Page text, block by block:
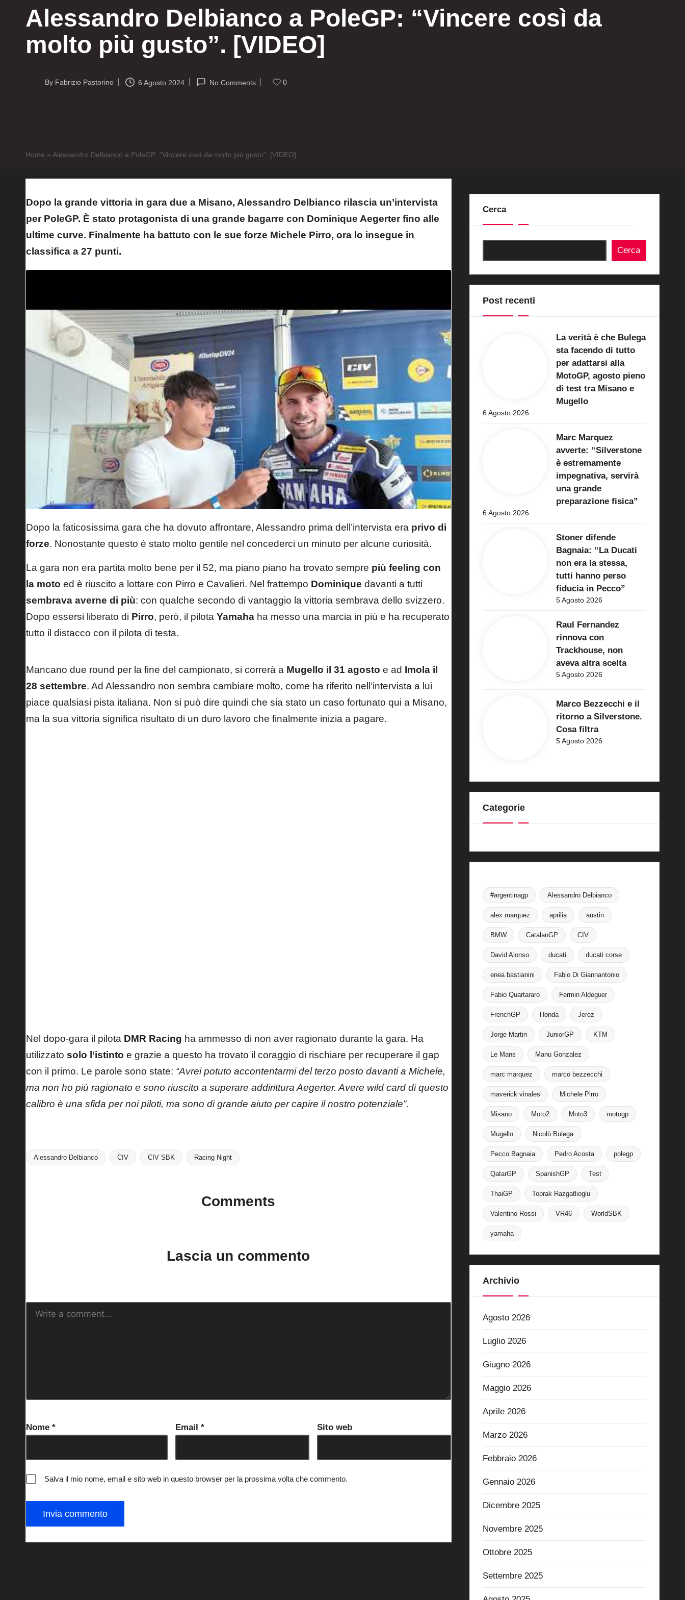
Alessandro Delbianco a PoleGP: “Vincere così da
molto più gusto”. [VIDEO]
PostedBy Fabrizio Pastorino 6 Agosto 2024 No Comments 0
Home » Alessandro Delbianco a PoleGP: “Vincere così da molto più gusto”. [VIDEO]
Dopo la grande vittoria in gara due a Misano, Alessandro Delbianco rilascia un’intervista
per PoleGP. È stato protagonista di una grande bagarre con Dominique Aegerter fino alle
ultime curve. Finalmente ha battuto con le sue forze Michele Pirro, ora lo insegue in
classifica a 27 punti.
Dopo la faticosissima gara che ha dovuto affrontare, Alessandro prima dell’intervista era privo di
forze. Nonostante questo è stato molto gentile nel concederci un minuto per alcune curiosità.
La gara non era partita molto bene per il 52, ma piano piano ha trovato sempre più feeling con
la moto ed è riuscito a lottare con Pirro e Cavalieri. Nel frattempo Dominique davanti a tutti
sembrava averne di più: con qualche secondo di vantaggio la vittoria sembrava dello svizzero.
Dopo essersi liberato di Pirro, però, il pilota Yamaha ha messo una marcia in più e ha recuperato
tutto il distacco con il pilota di testa.
Mancano due round per la fine del campionato, si correrà a Mugello il 31 agosto e ad Imola il
28 settembre. Ad Alessandro non sembra cambiare molto, come ha riferito nell’intervista a lui
piace qualsiasi pista italiana. Non si può dire quindi che sia stato un caso fortunato qui a Misano,
ma la sua vittoria significa risultato di un duro lavoro che finalmente inizia a pagare.
Nel dopo-gara il pilota DMR Racing ha ammesso di non aver ragionato durante la gara. Ha
utilizzato solo l’istinto e grazie a questo ha trovato il coraggio di rischiare per recuperare il gap
con il primo. Le parole sono state: “Avrei potuto accontentarmi del terzo posto davanti a Michele,
ma non ho più ragionato e sono riuscito a superare addirittura Aegerter. Avere wild card di questo
calibro è una sfida per noi piloti, ma sono di grande aiuto per capire il nostro potenziale”.
Tags:
Alessandro Delbianco CIV CIV SBK Racing Night
Comments
Lascia un commento
Nome * Email * Sito web
Salva il mio nome, email e sito web in questo browser per la prossima volta che commento.
Cerca
Cerca
Post recenti
La verità è che Bulega
sta facendo di tutto
per adattarsi alla
MotoGP, agosto pieno
di test tra Misano e
Mugello
6 Agosto 2026
Marc Marquez
avverte: “Silverstone
è estremamente
impegnativa, servirà
una grande
preparazione fisica”
6 Agosto 2026
Stoner difende
Bagnaia: “La Ducati
non era la stessa,
tutti hanno perso
fiducia in Pecco”
5 Agosto 2026
Raul Fernandez
rinnova con
Trackhouse, non
aveva altra scelta
5 Agosto 2026
Marco Bezzecchi e il
ritorno a Silverstone.
Cosa filtra
5 Agosto 2026
Categorie
#argentinagp Alessandro Delbianco
alex marquez aprilia austin
BMW CatalanGP CIV
David Alonso ducati ducati corse
enea bastianini Fabio Di Giannantonio
Fabio Quartararo Fermin Aldeguer
FrenchGP Honda Jerez
Jorge Martin JuniorGP KTM
Le Mans Manu Gonzalez
marc marquez marco bezzecchi
maverick vinales Michele Pirro
Misano Moto2 Moto3 motogp
Mugello Nicolò Bulega
Pecco Bagnaia Pedro Acosta polegp
QatarGP SpanishGP Test
ThaiGP Toprak Razgatlioglu
Valentino Rossi VR46 WorldSBK
yamaha
Archivio
Agosto 2026
Luglio 2026
Giugno 2026
Maggio 2026
Aprile 2026
Marzo 2026
Febbraio 2026
Gennaio 2026
Dicembre 2025
Novembre 2025
Ottobre 2025
Settembre 2025